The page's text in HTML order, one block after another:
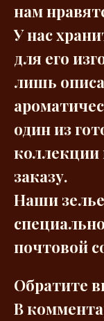
нам
У нас
для его
лишь
один из
коллекции
заказу.
Наши
почтовой
Обратите
В